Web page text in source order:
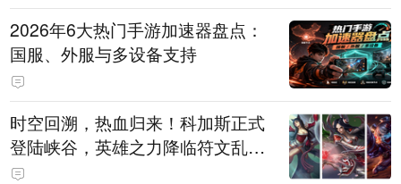
2026年6大热门手游加速器盘点：
国服、外服与多设备支持
时空回溯，热血归来！科加斯正式
登陆峡谷，英雄之力降临符文乱
斗！